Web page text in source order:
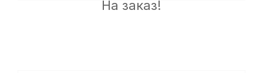
На заказ!